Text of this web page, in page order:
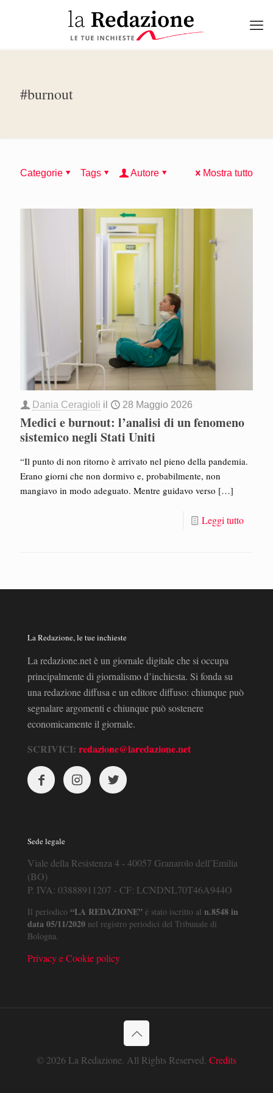
#burnout
Categorie Tags Autore Mostra tutto
Dania Ceragioli il 28 Maggio 2026
Medici e burnout: l’analisi di un fenomeno
sistemico negli Stati Uniti
“Il punto di non ritorno è arrivato nel pieno della pandemia.
Erano giorni che non dormivo e, probabilmente, non
mangiavo in modo adeguato. Mentre guidavo verso […]
Leggi tutto
La Redazione, le tue inchieste
La redazione.net è un giornale digitale che si occupa
principalmente di giornalismo d’inchiesta. Si fonda su
una redazione diffusa e un editore diffuso: chiunque può
segnalare argomenti e chiunque può sostenere
economicamente il giornale.
SCRIVICI: redazione@laredazione.net
Sede legale
Viale della Resistenza 4 - 40057 Granarolo dell’Emilia
(BO)
P. IVA: 03888911207 - CF: LCNDNL70T46A944O
Il periodico “LA REDAZIONE” è stato iscritto al n.8548 in
data 05/11/2020 nel registro periodici del Tribunale di
Bologna.
Privacy e Cookie policy
© 2026 La Redazione. All Rights Reserved. Credits